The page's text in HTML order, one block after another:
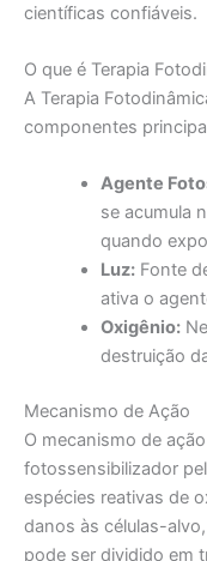
científicas confiáveis.
O que é Terapia
A Terapia
componentes
Agente
se acumula
quando
Luz:Fonte
ativa o
Oxigênio:
destruição
Mecanismo de Ação
O mecanismo de
fotossensibilizador
espécies reativas de
danos às células-
pode ser dividido em